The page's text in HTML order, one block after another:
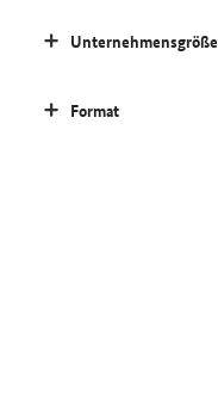
Unternehmensgröße
Format